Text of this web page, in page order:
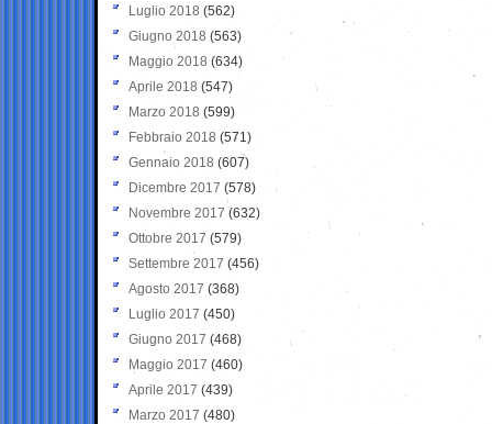
Luglio 2018 (562)
Giugno 2018 (563)
Maggio 2018 (634)
Aprile 2018 (547)
Marzo 2018 (599)
Febbraio 2018 (571)
Gennaio 2018 (607)
Dicembre 2017 (578)
Novembre 2017 (632)
Ottobre 2017 (579)
Settembre 2017 (456)
Agosto 2017 (368)
Luglio 2017 (450)
Giugno 2017 (468)
Maggio 2017 (460)
Aprile 2017 (439)
Marzo 2017 (480)